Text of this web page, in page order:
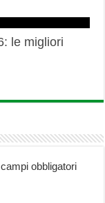
le migliori
obbligatori